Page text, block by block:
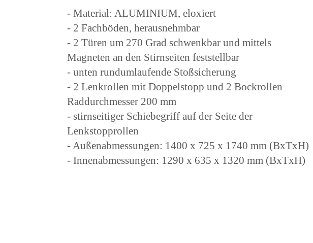
- Material: ALUMINIUM, eloxiert
- 2 Fachböden, herausnehmbar
- 2 Türen um 270 Grad schwenkbar und mittels
Magneten an den Stirnseiten feststellbar
- unten rundumlaufende Stoßsicherung
- 2 Lenkrollen mit Doppelstopp und 2 Bockrollen
Raddurchmesser 200 mm
- stirnseitiger Schiebegriff auf der Seite der
Lenkstopprollen
- Außenabmessungen: 1400 x 725 x 1740 mm (BxTxH)
- Innenabmessungen: 1290 x 635 x 1320 mm (BxTxH)